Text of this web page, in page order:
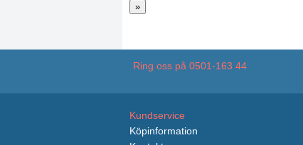
»
Ring oss på 0501-163 44
Kundservice
Köpinformation